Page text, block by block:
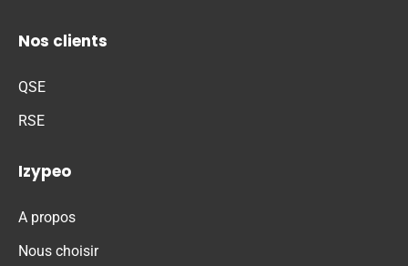
Nos clients
QSE
RSE
Izypeo
A propos
Nous choisir